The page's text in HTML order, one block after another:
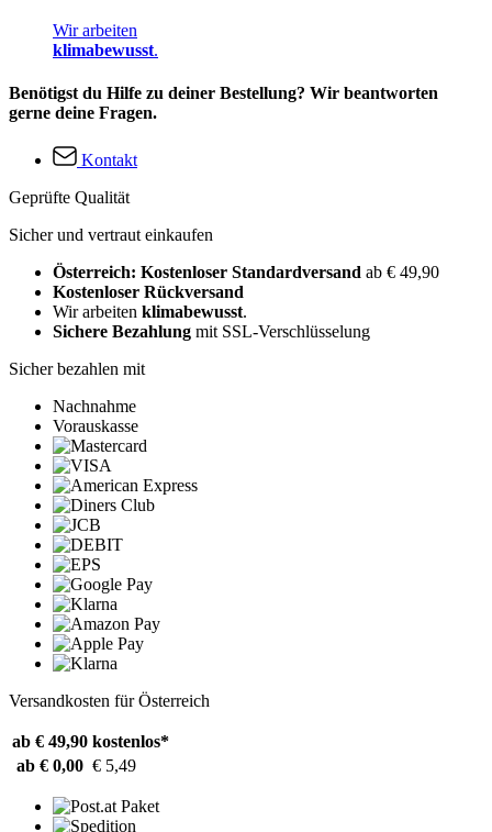
Wir arbeiten
klimabewusst.
Benötigst du Hilfe zu deiner Bestellung? Wir beantworten
gerne deine Fragen.
Kontakt
Geprüfte Qualität
Sicher und vertraut einkaufen
Österreich: Kostenloser Standardversand ab € 49,90
Kostenloser Rückversand
Wir arbeiten klimabewusst.
Sichere Bezahlung mit SSL-Verschlüsselung
Sicher bezahlen mit
Nachnahme
Vorauskasse
Versandkosten für Österreich
ab € 49,90 kostenlos*
ab € 0,00 € 5,49